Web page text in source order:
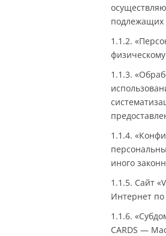
подлежащих
1.1.2.
1.1.3.
1.1.4.
иного
1.1.5. Сайт
Интернет по
1.1.6.
CARDS —